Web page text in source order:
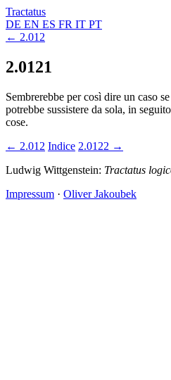
Tractatus
DE EN ES FR IT PT
← 2.012
2.0121
Sembrerebbe per così dire un caso
potrebbe sussistere da sola, in
cose.
← 2.012 Indice 2.0122 →
Ludwig Wittgenstein: Tractatus
Impressum · Oliver Jakoubek